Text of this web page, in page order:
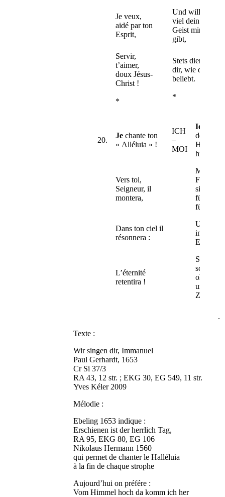
Je veux,
aidé par ton
Esprit,
Und will, so
viel dein
Geist mir
gibt,
Servir,
t’aimer,
doux Jésus-
Christ !
*
Stets dienen
dir, wie dir’s
beliebt.
*
20.
Jechante ton
« Alléluia » !
ICH
–
MOI
Ich
dein
Halleluia
hier
Vers toi,
Seigneur, il
montera,
Mit
Freuden
singen
für und
für
Dans ton ciel il
résonnera :
Und dort
in
L’éternité
retentira !
Solls
schallen
ohne
und
Zahl..
.
Texte :
Wir singen dir, Immanuel
Paul Gerhardt, 1653
Cr Si 37/3
RA 43, 12 str. ; EKG 30, EG 549, 11 str.
Yves Kéler 2009
Mélodie :
Ebeling 1653 indique :
Erschienen ist der herrlich Tag,
RA 95, EKG 80, EG 106
Nikolaus Hermann 1560
qui permet de chanter le Halléluia
à la fin de chaque strophe
Aujourd’hui on préfére :
Vom Himmel hoch da komm ich her